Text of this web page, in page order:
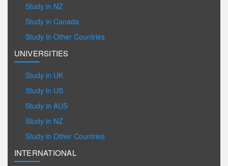
Study in NZ
Study in Canada
Study in Other Countries
UNIVERSITIES
Study in UK
Study in US
Study in AUS
Study in NZ
Study in Other Countries
INTERNATIONAL